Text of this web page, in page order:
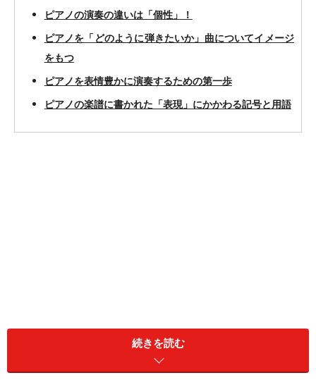
ピアノの演奏の違いは「個性」！
ピアノを「どのように弾きたいか」曲についてイメージ
をもつ
ピアノを表情豊かに演奏するための第一歩
ピアノの楽譜に書かれた「表現」にかかわる記号と用語
同じ楽譜を使って楽譜どおりに弾いていても、人によっ
続きを読む